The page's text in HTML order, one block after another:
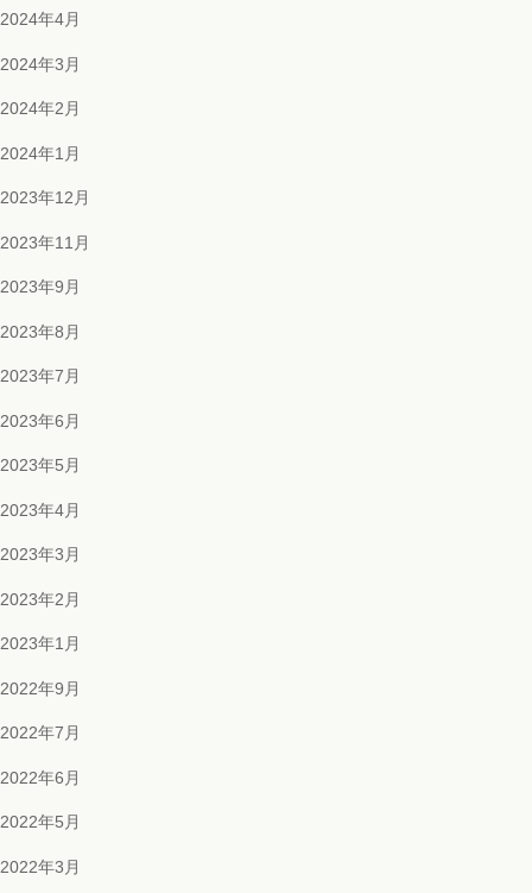
2024年4月
2024年3月
2024年2月
2024年1月
2023年12月
2023年11月
2023年9月
2023年8月
2023年7月
2023年6月
2023年5月
2023年4月
2023年3月
2023年2月
2023年1月
2022年9月
2022年7月
2022年6月
2022年5月
2022年3月